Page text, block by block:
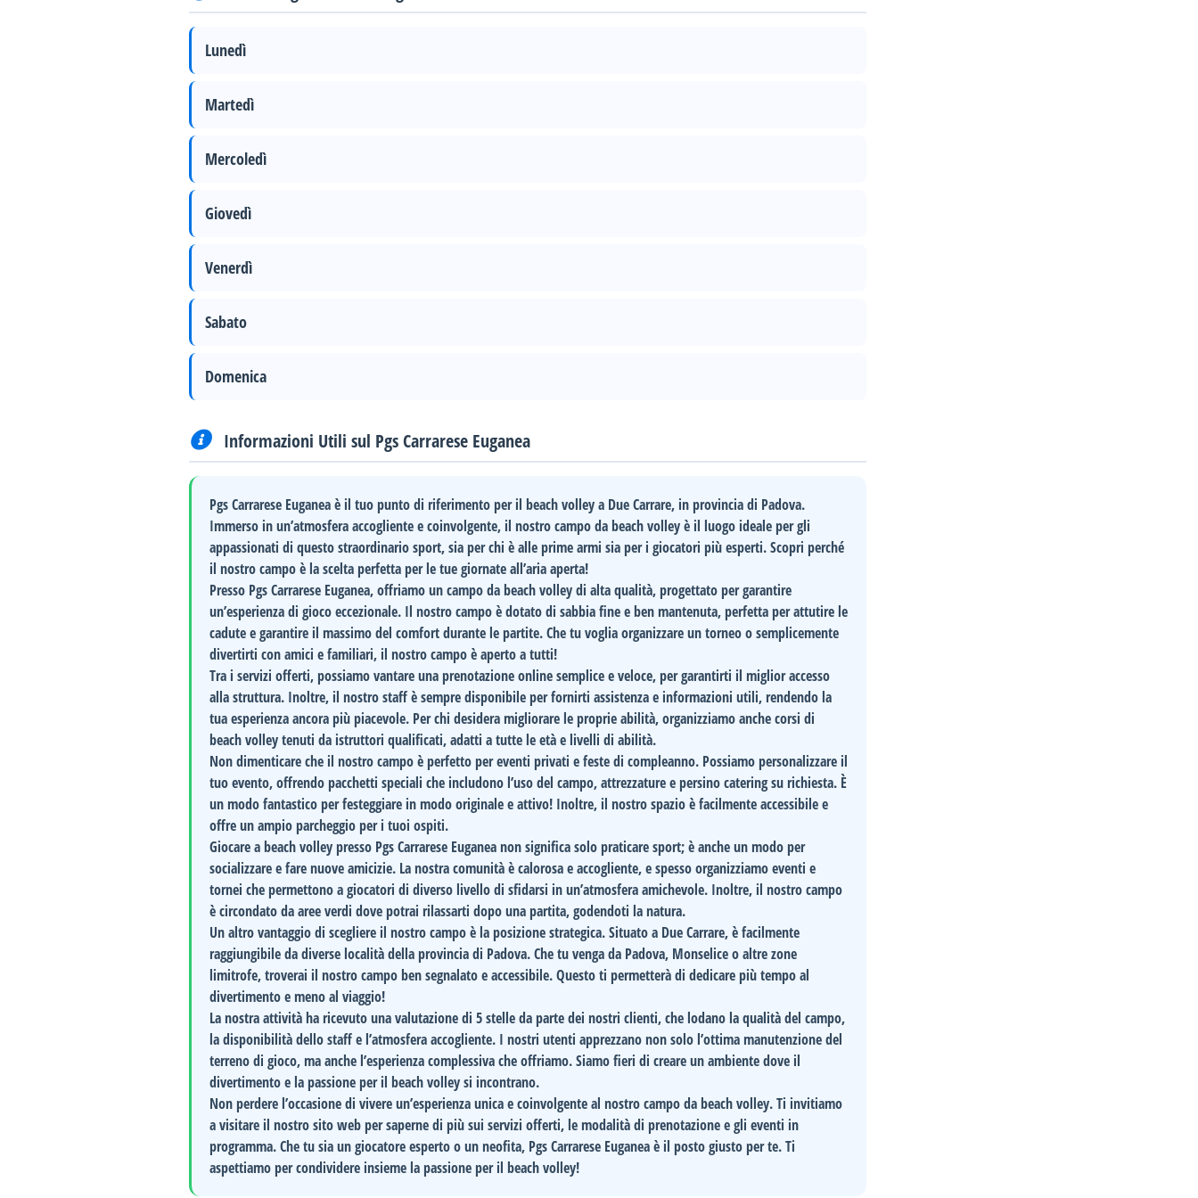
Lunedì
Martedì
Mercoledì
Giovedì
Venerdì
Sabato
Domenica
Informazioni Utili sul Pgs Carrarese Euganea
Pgs Carrarese Euganeaè il tuo punto di riferimento per il beach volley a Due Carrare, in provincia di Padova.
Immerso in un’atmosfera accogliente e coinvolgente, il nostro campo da beach volley è il luogo ideale per gli
appassionati di questo straordinario sport, sia per chi è alle prime armi sia per i giocatori più esperti. Scopri perché
il nostro campo è la scelta perfetta per le tue giornate all’aria aperta!
Presso Pgs Carrarese Euganea, offriamo un campo da beach volley di alta qualità, progettato per garantire
un’esperienza di gioco eccezionale. Il nostro campo è dotato di sabbia fine e ben mantenuta, perfetta per attutire le
cadute e garantire il massimo del comfort durante le partite. Che tu voglia organizzare un torneo o semplicemente
divertirti con amici e familiari, il nostro campo è aperto a tutti!
Tra i servizi offerti, possiamo vantare una prenotazione online semplice e veloce, per garantirti il miglior accesso
alla struttura. Inoltre, il nostro staff è sempre disponibile per fornirti assistenza e informazioni utili, rendendo la
tua esperienza ancora più piacevole. Per chi desidera migliorare le proprie abilità, organizziamo anchecorsi di
beach volleytenuti da istruttori qualificati, adatti a tutte le età e livelli di abilità.
Non dimenticare che il nostro campo è perfetto pereventi privati e feste di compleanno. Possiamo personalizzare il
tuo evento, offrendo pacchetti speciali che includono l’uso del campo, attrezzature e persino catering su richiesta. È
un modo fantastico per festeggiare in modo originale e attivo! Inoltre, il nostro spazio è facilmente accessibile e
offre un ampio parcheggio per i tuoi ospiti.
Giocare a beach volley presso Pgs Carrarese Euganea non significa solo praticare sport; è anche un modo per
socializzare e fare nuove amicizie. La nostra comunità è calorosa e accogliente, e spesso organizziamo eventi e
tornei che permettono a giocatori di diverso livello di sfidarsi in un’atmosfera amichevole. Inoltre, il nostro campo
è circondato da aree verdi dove potrai rilassarti dopo una partita, godendoti la natura.
Un altro vantaggio di scegliere il nostro campo è la posizione strategica. Situato a Due Carrare, è facilmente
raggiungibile da diverse località della provincia di Padova. Che tu venga da Padova, Monselice o altre zone
limitrofe, troverai il nostro campo ben segnalato e accessibile. Questo ti permetterà di dedicare più tempo al
divertimento e meno al viaggio!
La nostra attività ha ricevuto una valutazione di5 stelleda parte dei nostri clienti, che lodano la qualità del campo,
la disponibilità dello staff e l’atmosfera accogliente. I nostri utenti apprezzano non solo l’ottima manutenzione del
terreno di gioco, ma anche l’esperienza complessiva che offriamo. Siamo fieri di creare un ambiente dove il
divertimento e la passione per il beach volley si incontrano.
Non perdere l’occasione di vivere un’esperienza unica e coinvolgente al nostro campo da beach volley. Ti invitiamo
a visitare il nostro sito web per saperne di più sui servizi offerti, le modalità di prenotazione e gli eventi in
programma. Che tu sia un giocatore esperto o un neofita, Pgs Carrarese Euganeaè il posto giusto per te. Ti
aspettiamo per condividere insieme la passione per il beach volley!